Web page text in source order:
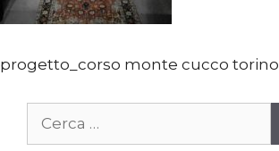
progetto_corso monte cucco torino
per: